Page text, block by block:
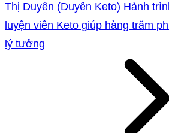
Thị Duyên (Duyên Keto) Hành
luyện viên Keto giúp hàng trăm
lý tưởng